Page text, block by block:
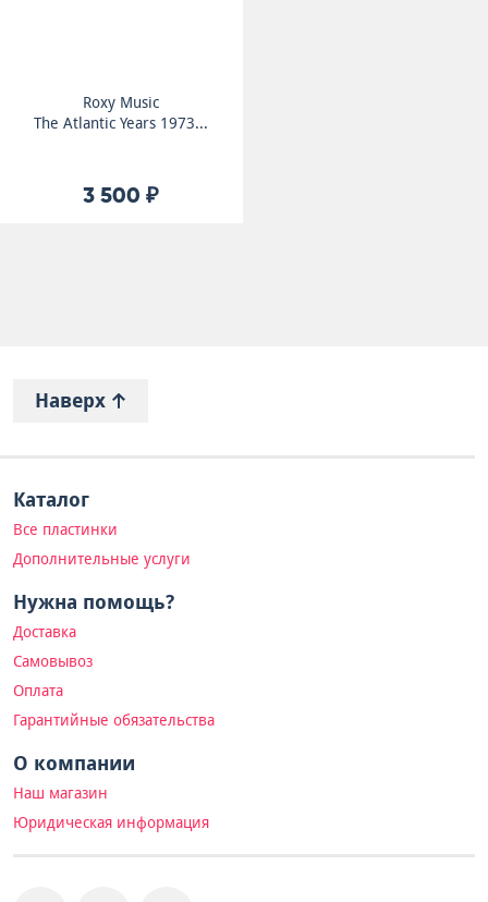
Roxy Music
The Atlantic Years 1973...
3 500 ₽
Наверх
Каталог
Все пластинки
Дополнительные услуги
Нужна помощь?
Доставка
Самовывоз
Оплата
Гарантийные обязательства
О компании
Наш магазин
Юридическая информация